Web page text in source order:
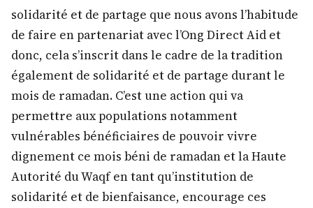
solidarité et de partage que nous avons l’habitude
de faire en partenariat avec l’Ong Direct Aid et
donc, cela s’inscrit dans le cadre de la tradition
également de solidarité et de partage durant le
mois de ramadan. C’est une action qui va
permettre aux populations notamment
vulnérables bénéficiaires de pouvoir vivre
dignement ce mois béni de ramadan et la Haute
Autorité du Waqf en tant qu’institution de
solidarité et de bienfaisance, encourage ces